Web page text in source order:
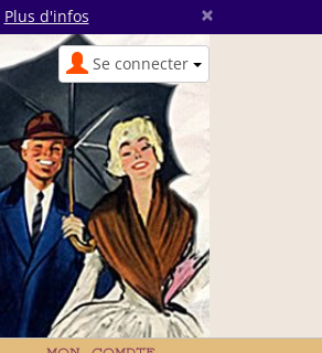
Plus d'infos ×
Se connecter